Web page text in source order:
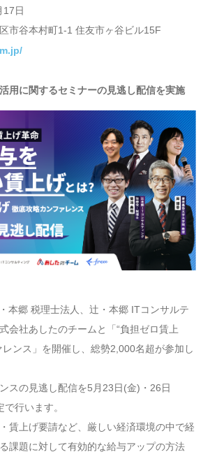
17日
市谷本村町1-1 住友市ヶ谷ビル15F
用に関するセミナーの見逃し配信を実施
本郷 税理士法人、辻・本郷 ITコンサルテ
会社あしたのチームと「“負担ゼロ賃上
レンス」を開催し、総勢2,000名超が参加し
スの見逃し配信を5月23日(金)・26日
行います。
賃上げ要請など、厳しい経済環境の中で経
課題に対して有効的な給与アップの方法